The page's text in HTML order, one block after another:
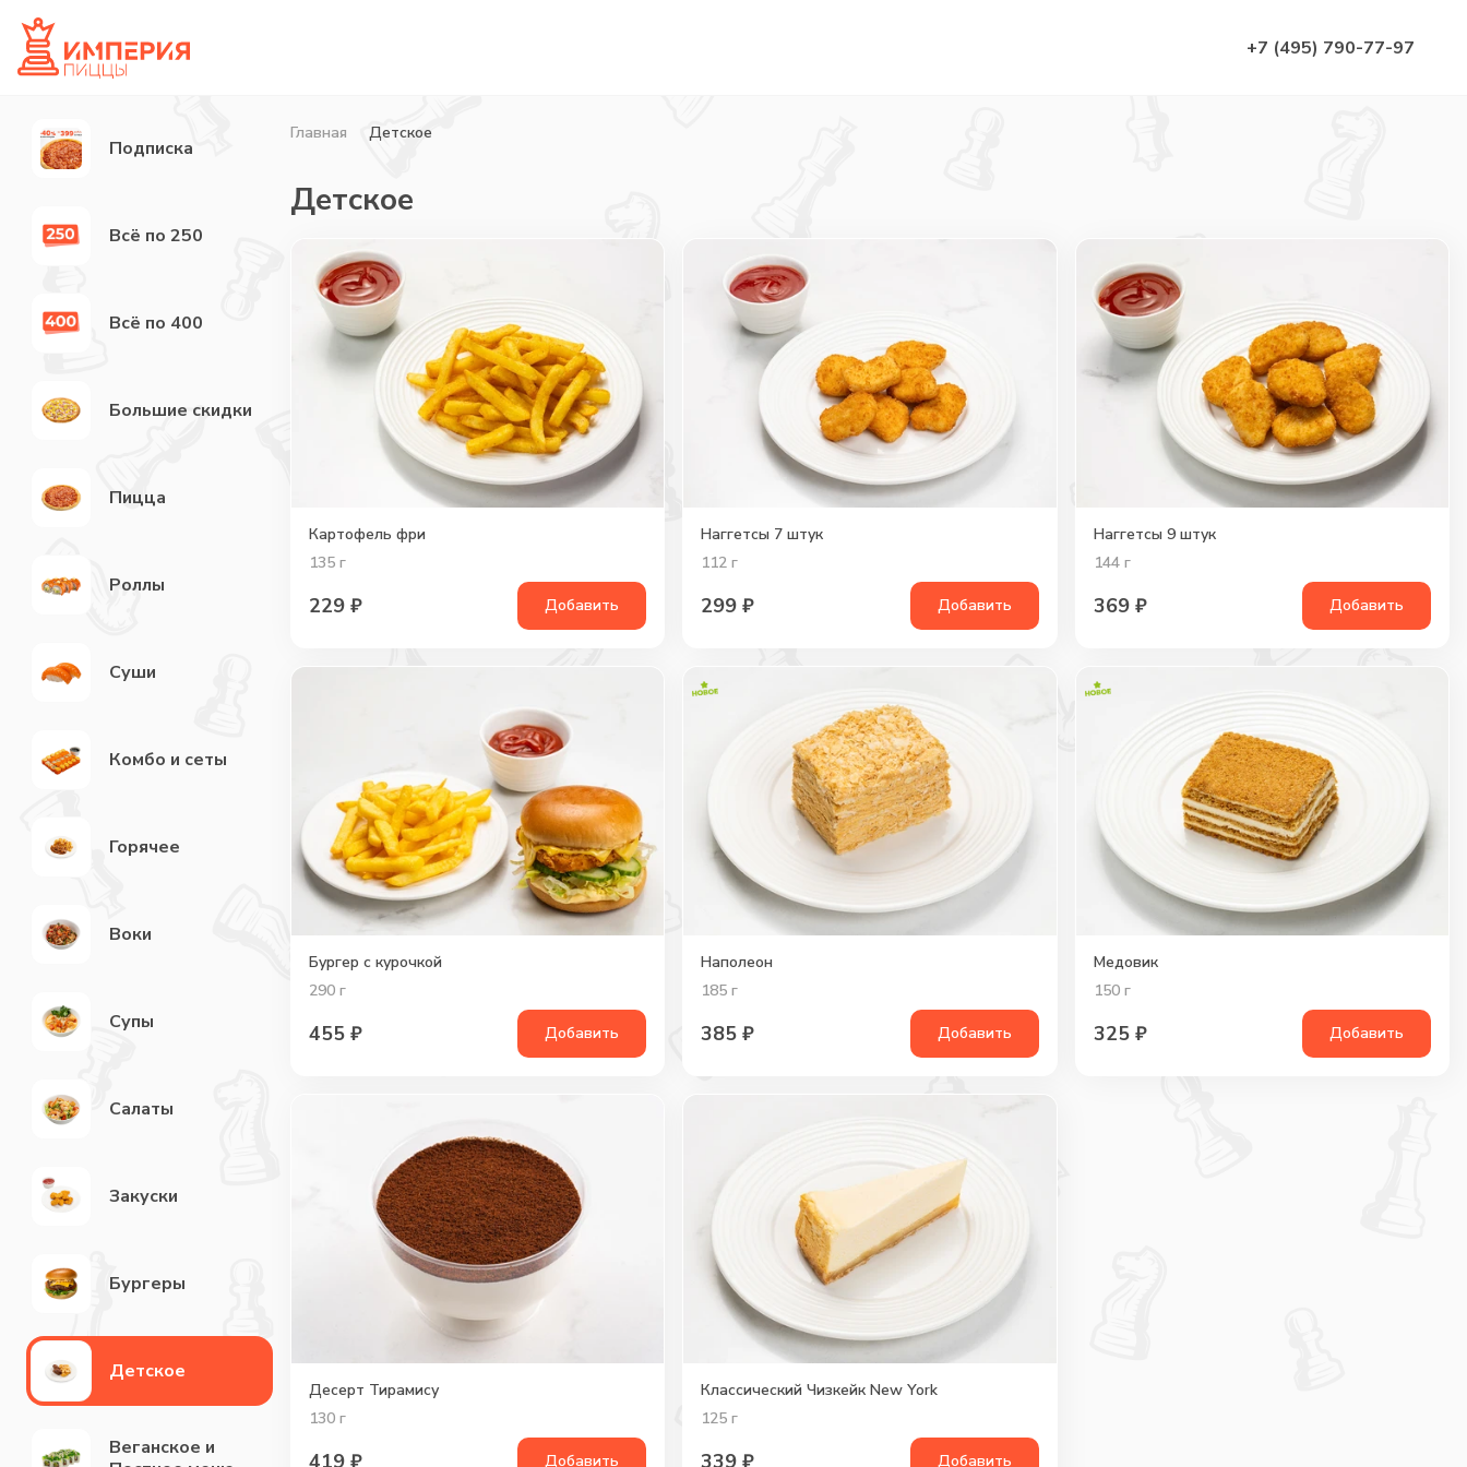
+7 (495) 790-77-97
Подписка
Всё по 250
Всё по 400
Большие скидки
Пицца
Роллы
Суши
Комбо и сеты
Горячее
Воки
Супы
Салаты
Закуски
Бургеры
Детское
Веганское и
Главная Детское
Детское
Картофель фри
135 г
229 ₽ Добавить
Наггетсы 7 штук
112 г
299₽ Добавить
Наггетсы 9 штук
144г
369 ₽ Добавить
Бургер с курочкой
290 г
455 ₽ Добавить
Наполеон
185 г
385₽ Добавить
Медовик
150г
325 ₽ Добавить
Десерт Тирамису
130 г
419 ₽ Добавить
Классический Чизкейк New York
125 г
339₽ Добавить